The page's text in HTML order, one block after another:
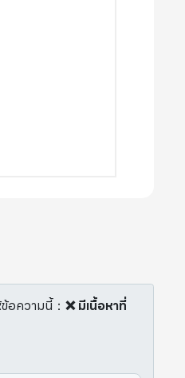
ข้อความนี้： ❌ มีเนื้อหาที่